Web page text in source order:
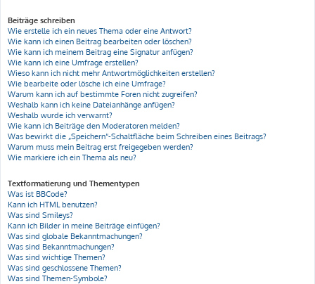
Beiträge schreiben
Wie erstelle ich ein neues Thema oder eine Antwort?
Wie kann ich einen Beitrag bearbeiten oder löschen?
Wie kann ich meinem Beitrag eine Signatur anfügen?
Wie kann ich eine Umfrage erstellen?
Wieso kann ich nicht mehr Antwortmöglichkeiten erstellen?
Wie bearbeite oder lösche ich eine Umfrage?
Warum kann ich auf bestimmte Foren nicht zugreifen?
Weshalb kann ich keine Dateianhänge anfügen?
Weshalb wurde ich verwarnt?
Wie kann ich Beiträge den Moderatoren melden?
Was bewirkt die „Speichern“-Schaltfläche beim Schreiben eines Beitrags?
Warum muss mein Beitrag erst freigegeben werden?
Wie markiere ich ein Thema als neu?
Textformatierung und Thementypen
Was ist BBCode?
Kann ich HTML benutzen?
Was sind Smileys?
Kann ich Bilder in meine Beiträge einfügen?
Was sind globale Bekanntmachungen?
Was sind Bekanntmachungen?
Was sind wichtige Themen?
Was sind geschlossene Themen?
Was sind Themen-Symbole?